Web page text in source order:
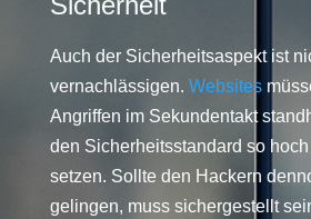
Auch der Sicherheitsaspekt ist
vernachlässigen. Websites
Angriffen im Sekundentakt
den Sicherheitsstandard so
setzen. Sollte den Hackern
gelingen, muss sichergestellt